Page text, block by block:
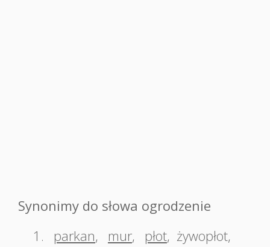
Synonimy do słowa ogrodzenie
1.
parkan, mur, płot, żywopłot,